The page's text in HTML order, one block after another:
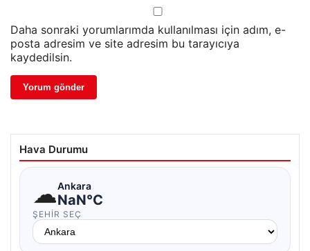
Daha sonraki yorumlarımda kullanılması için adım, e-
posta adresim ve site adresim bu tarayıcıya
kaydedilsin.
Hava Durumu
☁Ankara
NaN°C
ŞEHIR SEÇ